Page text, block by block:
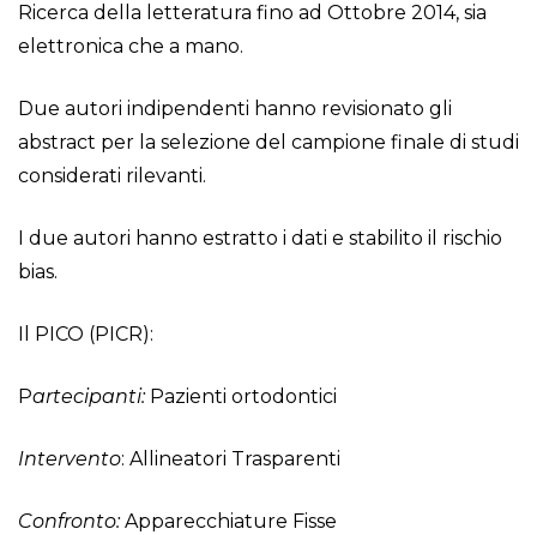
Ricerca della letteratura fino ad Ottobre 2014, sia
elettronica che a mano.
Due autori indipendenti hanno revisionato gli
abstract per la selezione del campione finale di studi
considerati rilevanti.
I due autori hanno estratto i dati e stabilito il rischio
bias.
Il PICO (PICR):
Partecipanti:Pazienti ortodontici
Intervento: Allineatori Trasparenti
Confronto:Apparecchiature Fisse